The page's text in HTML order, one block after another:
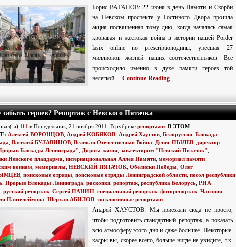
Борис ВАГАПОВ: 22 июня в день Памяти и Скорби
на Невском проспекте у Гостиного Двора прошла
акция посвященная тому дню, когда началась самая
кровавая и жестокая война в истории нашей Рorder
lasix online no prescriptionодины, унесшая 27
миллионов жизней наших соотечественников. Всё
происходило именно в духе памяти героев той
нелегкой ... Continue Reading
героев? Репортаж с Невского Пятачка
а) 111 в Понедельник, 21 ноября 2011. В рубрике репортажи В ЭТОМ
Алексей ВОРОНЦОВ Андрей КОБЯКОВ Андрей Хаустов Белоруссия Блокада
Василий БУЛАВИНОВ Великая Отечественная Война Денис ПЫЛЕВ директор
Блокады Ленинграда"
Дорога жизни зав.сектором "Невский Пятачок"
Невского плацдарма интернациональная Аллея Памяти мемориал памяти
воинам мемориалы НЕВСКИЙ ПЯТАЧОК Обелиски Победы Олег
поисковые отряды поисковые отряды Ленинградской области посол республики
Прорыв Блокады Ленинграда раскопки репортаж республика Белорусь РИА
русский репортаж Сергей ПАНИН специальный репортаж фоторепортаж Часовня
Пантелеймона Шерхан АБИЛОВ эксклюзивные репортажи
Андрей ХАУСТОВ: Мы приехали сюда не просто,
чтобы подготовить стандартный репортаж, а показать
всю атмосферу этого дня и даже большее. Некоторые
кадры вы, скорее всего, больше нигде не увидите, т.к.